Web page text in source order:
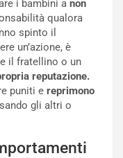
i bambini a non
qualora
spinto il
un’azione, è
il fratellino o un
reputazione.
puniti e reprimono
gli altri o